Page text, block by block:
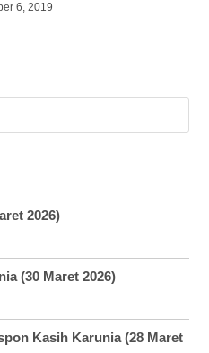
6, 2019
2026)
(30 Maret 2026)
Kasih Karunia (28 Maret